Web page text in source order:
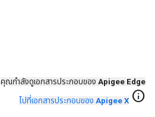
คุณกำลังดูเอกสารประกอบของ Apigee Edge
ไปที่เอกสารประกอบของ Apigee X info